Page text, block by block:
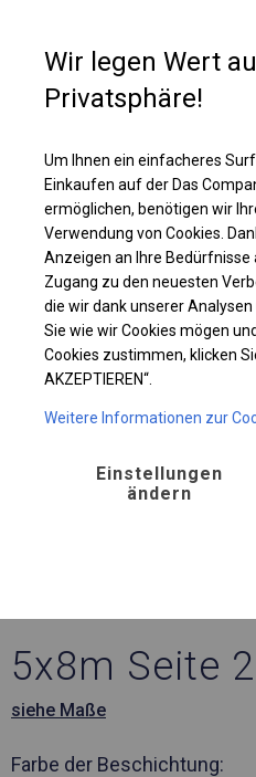
Ganzjähriges Industriezelt |
5x8m Seite
siehe Maße
Farbe der Beschichtung:
Wir legen Wert
Privatsphäre!
Um Ihnen ein einfacheres
Einkaufen auf der Das
ermöglichen, benötigen wir
Verwendung von Cookies.
Anzeigen an Ihre Bedürfnisse
Zugang zu den neuesten
die wir dank unserer
Sie wie wir Cookies mögen
Cookies zustimmen, klicken
AKZEPTIEREN“.
Weitere Informationen zur
Einstellungen
ändern